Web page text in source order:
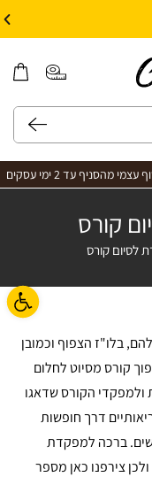
עצמי מהסניף עד 2 ימי עסקים
קורס
לסיום קורס
בלו"ז הצפוף וכמובן
קורס מסיוט לחלום
ולמפקדי הקורס שדאגו
דרך חופשות
ברכה למפקדת
צירפנו כאן מספר
פתח